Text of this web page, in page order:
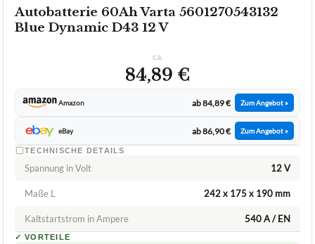
Autobatterie 60Ah Varta 5601270543132
Blue Dynamic D43 12 V
ca.
84,89 €
Amazon ab 84,89 € Zum Angebot »
eBay ab 86,90 € Zum Angebot »
TECHNISCHE DETAILS
Spannung in Volt 12 V
Maße L 242 x 175 x 190 mm
Kaltstartstrom in Ampere 540 A / EN
✓ VORTEILE